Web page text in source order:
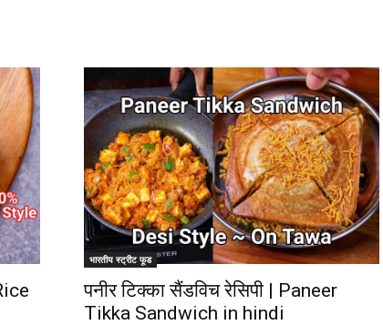
भारतीय स्ट्रीट फूड
पनीर टिक्का सैंडविच रेसिपी | Paneer
Tikka Sandwich in hindi